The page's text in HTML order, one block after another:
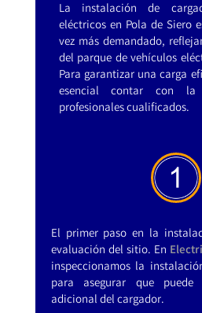
La instalación de
eléctricos en Pola de Siero
vez más demandado,
del parque de vehículos
Para garantizar una carga
esencial contar con la
profesionales cualificados.
El primer paso en la
evaluación del sitio. En
inspeccionamos la
para asegurar que
adicional del cargador.